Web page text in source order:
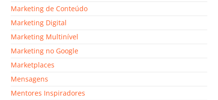
Marketing de Conteúdo
Marketing Digital
Marketing Multinível
Marketing no Google
Marketplaces
Mensagens
Mentores Inspiradores